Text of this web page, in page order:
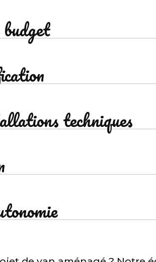
techniques